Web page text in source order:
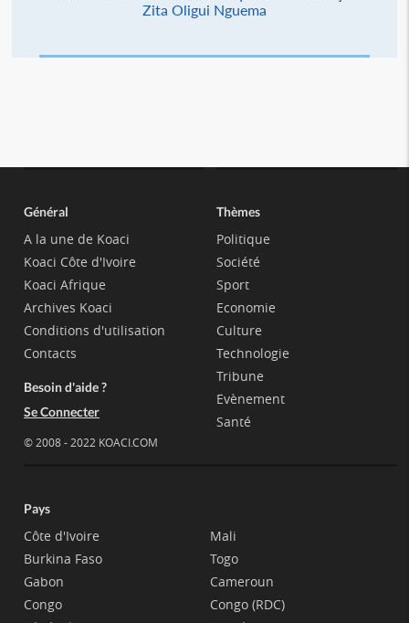
Zita Oligui Nguema
Général
A la une de Koaci
Koaci Côte d'Ivoire
Koaci Afrique
Archives Koaci
Conditions d'utilisation
Contacts
Besoin d'aide ?
Se Connecter
© 2008 - 2022 KOACI.COM
Thèmes
Politique
Société
Sport
Economie
Culture
Technologie
Tribune
Evènement
Santé
Pays
Côte d'Ivoire
Burkina Faso
Gabon
Congo
Mali
Togo
Cameroun
Congo (RDC)